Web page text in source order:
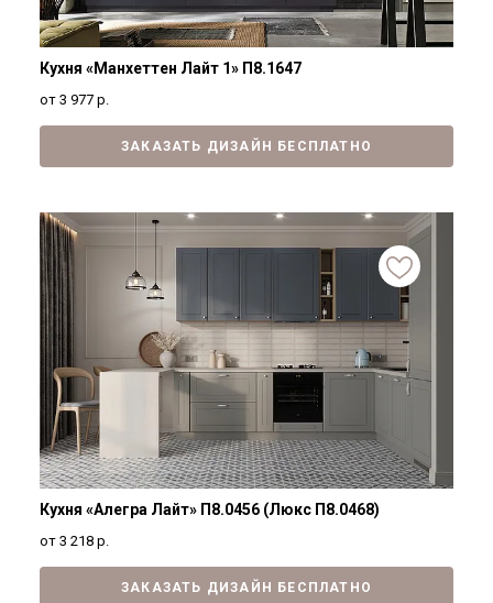
Кухня «Манхеттен Лайт 1» П8.1647
от 3 977 р.
ЗАКАЗАТЬ ДИЗАЙН БЕСПЛАТНО
Кухня «Алегра Лайт» П8.0456 (Люкс П8.0468)
от 3 218 р.
ЗАКАЗАТЬ ДИЗАЙН БЕСПЛАТНО